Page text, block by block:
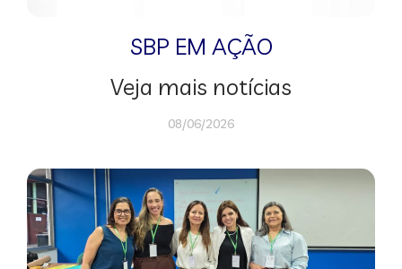
SBP EM AÇÃO
Veja mais notícias
08/06/2026